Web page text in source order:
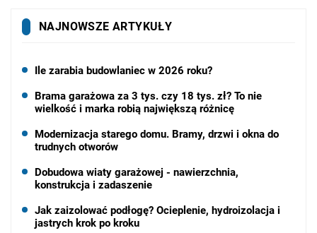
NAJNOWSZE ARTYKUŁY
Ile zarabia budowlaniec w 2026 roku?
Brama garażowa za 3 tys. czy 18 tys. zł? To nie
wielkość i marka robią największą różnicę
Modernizacja starego domu. Bramy, drzwi i okna do
trudnych otworów
Dobudowa wiaty garażowej - nawierzchnia,
konstrukcja i zadaszenie
Jak zaizolować podłogę? Ocieplenie, hydroizolacja i
jastrych krok po kroku